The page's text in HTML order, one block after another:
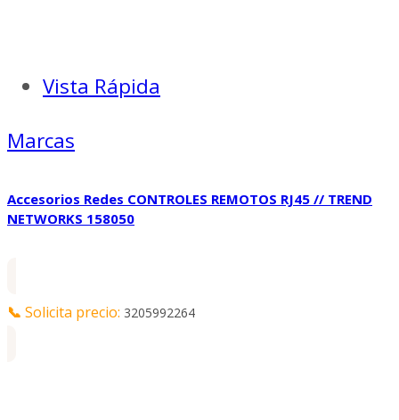
Vista Rápida
Marcas
Accesorios Redes CONTROLES REMOTOS RJ45 // TREND
NETWORKS 158050
📞 Solicita precio: 3205992264